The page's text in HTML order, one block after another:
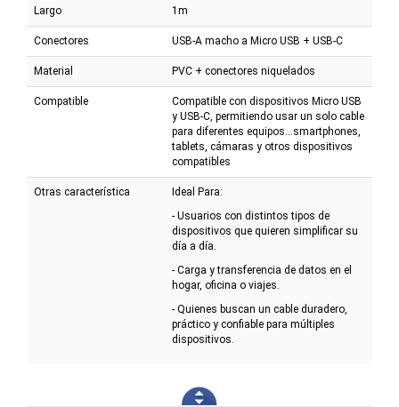
Largo 1m
Conectores USB-A macho a Micro USB + USB-C
Material PVC + conectores niquelados
Compatible
Compatible con dispositivos Micro USB
y USB-C, permitiendo usar un solo cable
para diferentes equipos...smartphones,
tablets, cámaras y otros dispositivos
compatibles
Otras característica
Ideal Para:
- Usuarios con distintos tipos de
dispositivos que quieren simplificar su
día a día.
- Carga y transferencia de datos en el
hogar, oficina o viajes.
- Quienes buscan un cable duradero,
práctico y confiable para múltiples
dispositivos.